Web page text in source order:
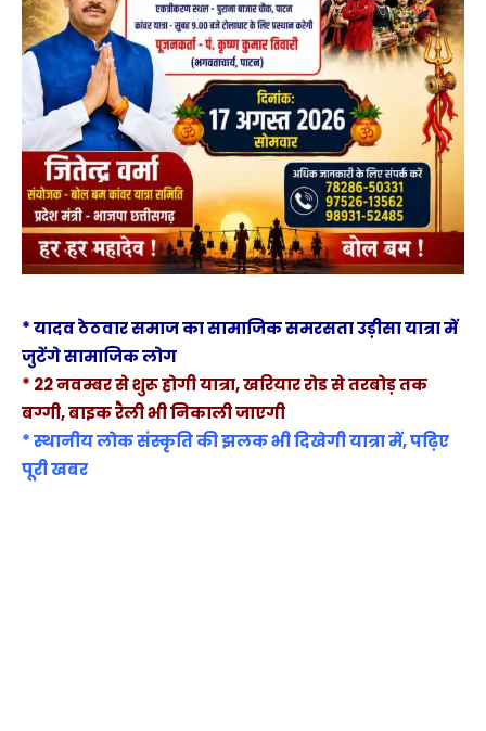
* यादव ठेठवार समाज का सामाजिक समरसता उड़ीसा यात्रा में
जुटेंगे सामाजिक लोग
* 22 नवम्बर से शुरू होगी यात्रा, खरियार रोड से तरबोड़ तक
बग्गी, बाइक रैली भी निकाली जाएगी
* स्थानीय लोक संस्कृति की झलक भी दिखेगी यात्रा में, पढ़िए
पूरी खबर